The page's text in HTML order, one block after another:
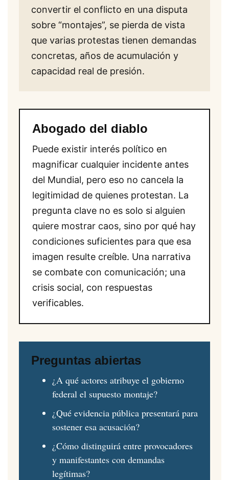
convertir el conflicto en una disputa
sobre “montajes”, se pierda de vista
que varias protestas tienen demandas
concretas, años de acumulación y
capacidad real de presión.
Abogado del diablo
Puede existir interés político en
magnificar cualquier incidente antes
del Mundial, pero eso no cancela la
legitimidad de quienes protestan. La
pregunta clave no es solo si alguien
quiere mostrar caos, sino por qué hay
condiciones suficientes para que esa
imagen resulte creíble. Una narrativa
se combate con comunicación; una
crisis social, con respuestas
verificables.
Preguntas abiertas
¿A qué actores atribuye el gobierno
federal el supuesto montaje?
¿Qué evidencia pública presentará para
sostener esa acusación?
¿Cómo distinguirá entre provocadores
y manifestantes con demandas
legítimas?